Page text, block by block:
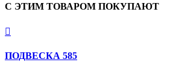
С ЭТИМ ТОВАРОМ ПОКУПАЮТ

ПОДВЕСКА 585